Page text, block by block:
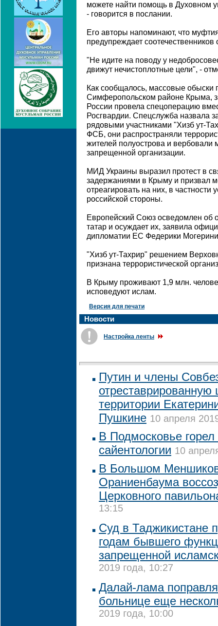
можете найти помощь в Духовном
- говорится в послании.
Его авторы напоминают, что
предупреждает соотечественников
"Не идите на поводу у
движут нечистоплотные цели", -
Как сообщалось, массовые обыски
Симферопольском районе Крыма,
России провела спецоперацию
Росгвардии. Спецслужба назвала
рядовыми участниками "Хизб ут-
ФСБ, они распространяли
жителей полуострова и
запрещенной организации.
МИД Украины выразил протест в
задержаниями в Крыму и призвал
отреагировать на них, в частности
российской стороны.
Европейский Союз осведомлен об
татар и осуждает их, заявила
дипломатии ЕС Федерики
"Хизб ут-Тахрир" решением
признана террористической
В Крыму проживают 1,9 млн.
исповедуют ислам.
Версия для печати
Новости
Настройка ленты
Путин и члены
отреставрированную
территории
Пушкине 10 апреля
В Подмосковье
сайентологии 10
В Большом
Ораниенбаума
Церковного
13:15
Суд в Таджикистане
годам бывшего
запрещенной
2019 года, 10:27
Далай-лама
больнице еще
2019 года, 10:00